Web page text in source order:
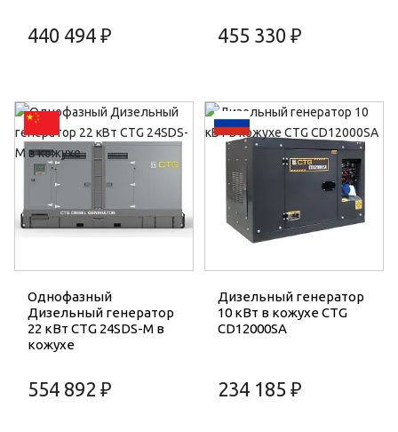
440 494 ₽ 455 330 ₽
Однофазный
Дизельный генератор
22 кВт CTG 24SDS-M в
кожухе
554 892 ₽
Дизельный генератор
10 кВт в кожухе CTG
CD12000SA
234 185 ₽